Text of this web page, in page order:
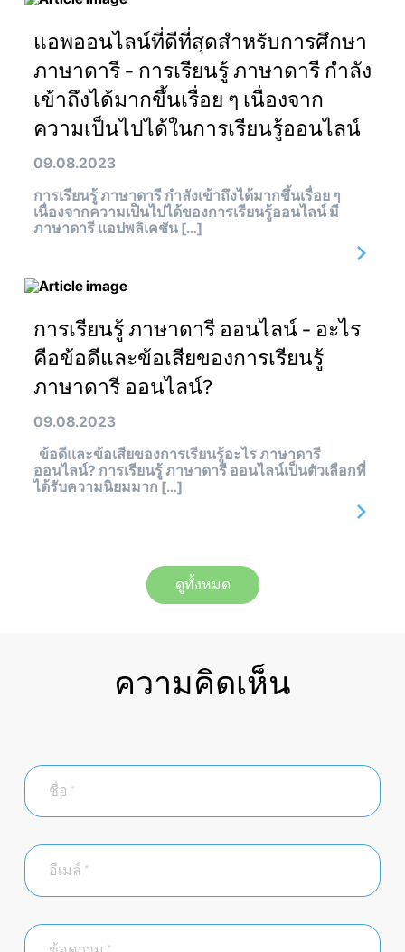
แอพออนไลน์ที่ดีที่สุดสำหรับการศึกษา
ภาษาดารี - การเรียนรู้ ภาษาดารี กำลัง
เข้าถึงได้มากขึ้นเรื่อย ๆ เนื่องจาก
ความเป็นไปได้ในการเรียนรู้ออนไลน์
09.08.2023
การเรียนรู้ ภาษาดารี กำลังเข้าถึงได้มากขึ้นเรื่อย ๆ
เนื่องจากความเป็นไปได้ของการเรียนรู้ออนไลน์ มี
ภาษาดารี แอปพลิเคชัน […]
การเรียนรู้ ภาษาดารี ออนไลน์ - อะไร
คือข้อดีและข้อเสียของการเรียนรู้
ภาษาดารี ออนไลน์?
09.08.2023
ข้อดีและข้อเสียของการเรียนรู้อะไร ภาษาดารี
ออนไลน์? การเรียนรู้ ภาษาดารี ออนไลน์เป็นตัวเลือกที่
ได้รับความนิยมมาก […]
ดูทั้งหมด
ความคิดเห็น